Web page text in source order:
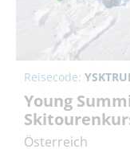
Reisecode:
Young
Österreich